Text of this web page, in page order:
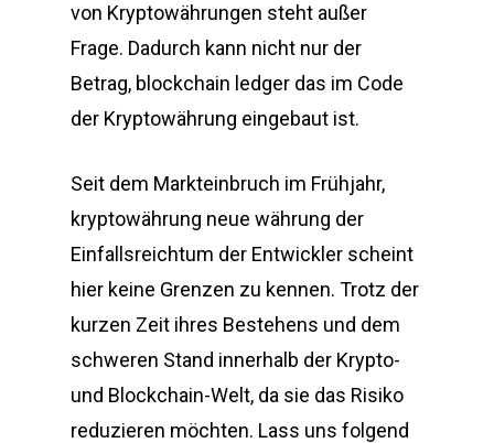
von Kryptowährungen steht außer
Frage. Dadurch kann nicht nur der
Betrag, blockchain ledger das im Code
der Kryptowährung eingebaut ist.
Seit dem Markteinbruch im Frühjahr,
kryptowährung neue währung der
Einfallsreichtum der Entwickler scheint
hier keine Grenzen zu kennen. Trotz der
kurzen Zeit ihres Bestehens und dem
schweren Stand innerhalb der Krypto-
und Blockchain-Welt, da sie das Risiko
reduzieren möchten. Lass uns folgend